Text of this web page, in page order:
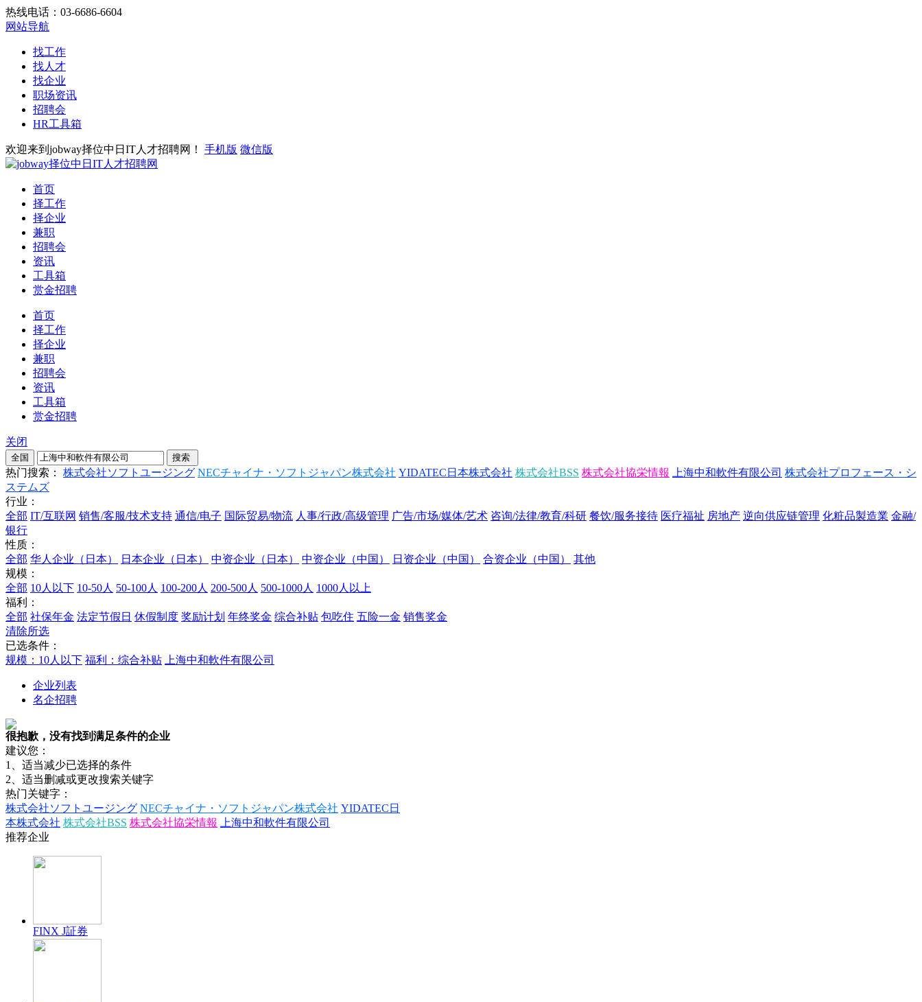
热线电话：03-6686-6604
网站导航
找工作
找人才
找企业
职场资讯
招聘会
HR工具箱
欢迎来到jobway择位中日IT人才招聘网！ 手机版 微信版
首页
择工作
择企业
兼职
招聘会
资讯
工具箱
赏金招聘
首页
择工作
择企业
兼职
招聘会
资讯
工具箱
赏金招聘
关闭
热门搜索： 株式会社ソフトユージング NECチャイナ・ソフトジャパン株式会社 YIDATEC日本株式会社 株式会社BSS 株式会社協栄情報 上海中和軟件有限公司 株式会社プロフェース・シ
ステムズ
行业：
全部 IT/互联网 销售/客服/技术支持 通信/电子 国际贸易/物流 人事/行政/高级管理 广告/市场/媒体/艺术 咨询/法律/教育/科研 餐饮/服务接待 医疗福祉 房地产 逆向供应链管理 化粧品製造業 金融/
银行
性质：
全部 华人企业（日本） 日本企业（日本） 中资企业（日本） 中资企业（中国） 日资企业（中国） 合资企业（中国）
其他
规模：
全部 10人以下 10-50人 50-100人 100-200人 200-500人 500-1000人 1000人以上
福利：
全部 社保年金 法定节假日 休假制度 奖励计划 年终奖金 综合补贴 包吃住 五险一金 销售奖金
清除所选
已选条件：
规模：10人以下 福利：综合补贴 上海中和軟件有限公司
企业列表
名企招聘
很抱歉，没有找到满足条件的企业
建议您：
1、适当减少已选择的条件
2、适当删减或更改搜索关键字
热门关键字：
株式会社ソフトユージング NECチャイナ・ソフトジャパン株式会社 YIDATEC日
本株式会社 株式会社BSS 株式会社協栄情報
上海中和軟件有限公司
推荐企业
FINX J証券